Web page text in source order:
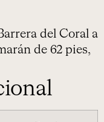
del Coral a
de 62 pies,